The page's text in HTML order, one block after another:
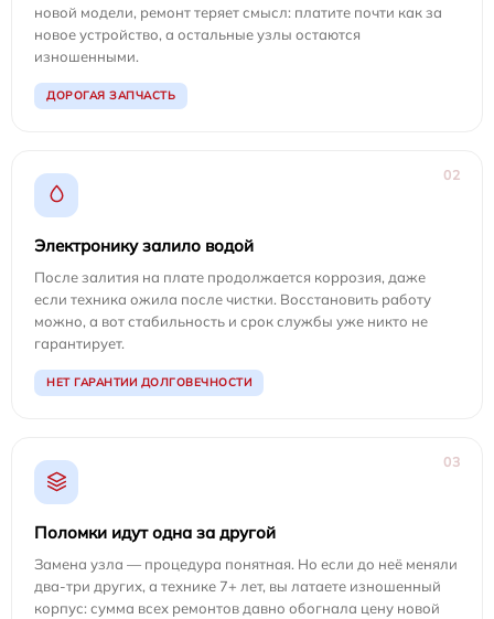
новой модели, ремонт теряет смысл: платите почти как за
новое устройство, а остальные узлы остаются
изношенными.
ДОРОГАЯ ЗАПЧАСТЬ
02
Электронику залило водой
После залития на плате продолжается коррозия, даже
если техника ожила после чистки. Восстановить работу
можно, а вот стабильность и срок службы уже никто не
гарантирует.
НЕТ ГАРАНТИИ ДОЛГОВЕЧНОСТИ
03
Поломки идут одна за другой
Замена узла — процедура понятная. Но если до неё меняли
два-три других, а технике 7+ лет, вы латаете изношенный
корпус: сумма всех ремонтов давно обогнала цену новой